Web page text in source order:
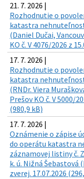
21. 7. 2026 |
Rozhodnutie o
katastra
(Daniel Dučai,
KO č. V 4076/2026 z
17. 7. 2026 |
Rozhodnutie o
katastra
(RNDr. Viera
Prešov KO č. V 5000/
(980,9 kB)
17. 7. 2026 |
Oznámenie o zápise
do operátu katastra
záznamovej listiny č.
k. ú. Nižná Šebastová
zverej. 17.07.2026